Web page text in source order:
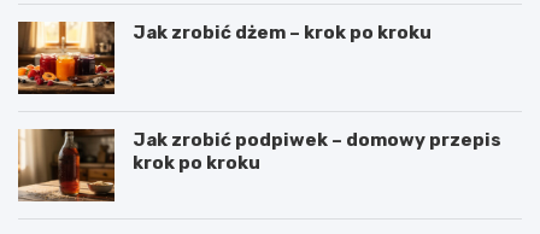
Jak zrobić dżem – krok po kroku
Jak zrobić podpiwek – domowy przepis
krok po kroku